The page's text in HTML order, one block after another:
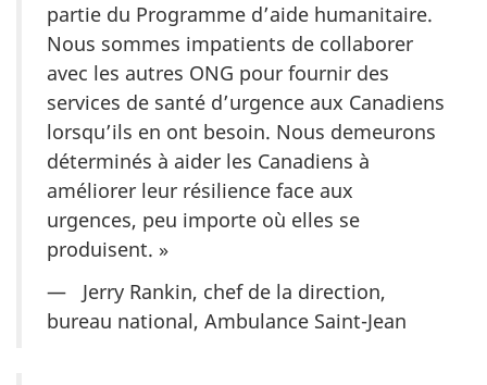
partie du Programme d’aide humanitaire.
Nous sommes impatients de collaborer
avec les autres ONG pour fournir des
services de santé d’urgence aux Canadiens
lorsqu’ils en ont besoin. Nous demeurons
déterminés à aider les Canadiens à
améliorer leur résilience face aux
urgences, peu importe où elles se
produisent. »
— Jerry Rankin, chef de la direction,
bureau national, Ambulance Saint-Jean